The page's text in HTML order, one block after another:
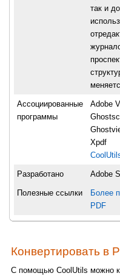
так и
Ассоциированные
программы
Adobe
Xpdf
Разработано Adobe
Полезные ссылки
Более
PDF
Конвертировать в
С помощью CoolUtils можно